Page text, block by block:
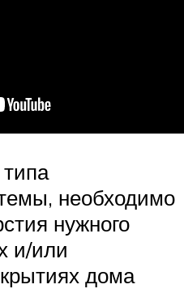
необходимо
нужного
и/или
дома